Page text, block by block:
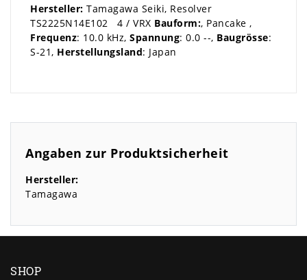
Hersteller: Tamagawa Seiki, Resolver
TS2225N14E102 4 / VRX Bauform:, Pancake ,
Frequenz: 10.0 kHz, Spannung: 0.0 --, Baugrösse:
S-21, Herstellungsland: Japan
Angaben zur Produktsicherheit
Hersteller:
Tamagawa
SHOP